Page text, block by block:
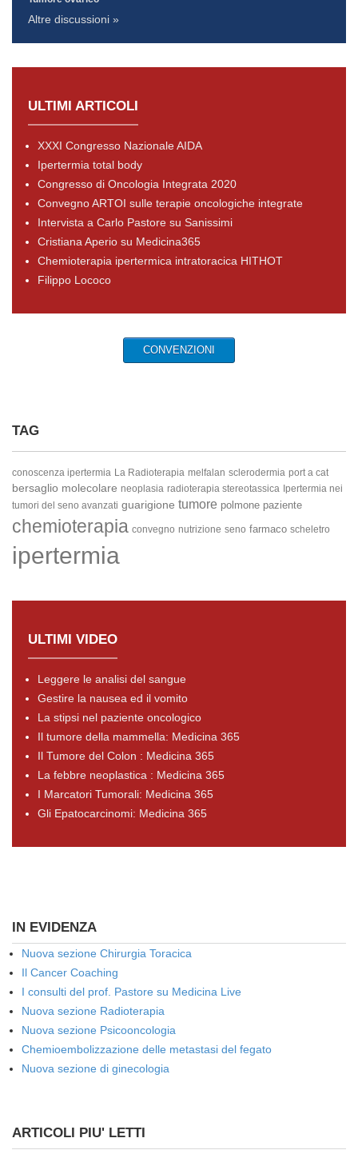
Altre discussioni »
ULTIMI ARTICOLI
XXXI Congresso Nazionale AIDA
Ipertermia total body
Congresso di Oncologia Integrata 2020
Convegno ARTOI sulle terapie oncologiche integrate
Intervista a Carlo Pastore su Sanissimi
Cristiana Aperio su Medicina365
Chemioterapia ipertermica intratoracica HITHOT
Filippo Lococo
CONVENZIONI
TAG
conoscenza ipertermia La Radioterapia melfalan sclerodermia port a cat
bersaglio molecolare neoplasia radioterapia stereotassica Ipertermia nei
tumori del seno avanzati guarigione tumore polmone paziente
chemioterapia convegno nutrizione seno farmaco scheletro
ipertermia
ULTIMI VIDEO
Leggere le analisi del sangue
Gestire la nausea ed il vomito
La stipsi nel paziente oncologico
Il tumore della mammella: Medicina 365
Il Tumore del Colon : Medicina 365
La febbre neoplastica : Medicina 365
I Marcatori Tumorali: Medicina 365
Gli Epatocarcinomi: Medicina 365
IN EVIDENZA
Nuova sezione Chirurgia Toracica
Il Cancer Coaching
I consulti del prof. Pastore su Medicina Live
Nuova sezione Radioterapia
Nuova sezione Psicooncologia
Chemioembolizzazione delle metastasi del fegato
Nuova sezione di ginecologia
ARTICOLI PIU' LETTI